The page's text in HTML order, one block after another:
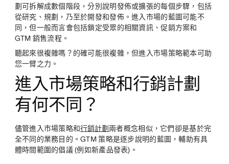
劃可拆解成數個階段，分別說明發佈或擴張的每個步驟，包括
從研究、規劃，乃至於開發和發佈。進入市場的藍圖可能不
同，但一般而言會包括鎖定受眾的相關資訊、促銷方案和
GTM 銷售流程。
聽起來很複雜嗎？的確可能很複雜，但進入市場策略範本可助
您一臂之力。
進入市場策略和行銷計劃
有何不同？
儘管進入市場策略和行銷計劃 兩者概念相似，它們卻是基於完
全不同的業務目的。GTM 策略是逐步說明的藍圖，輔助有具
體時間範圍的倡議 (例如新產品發表)。